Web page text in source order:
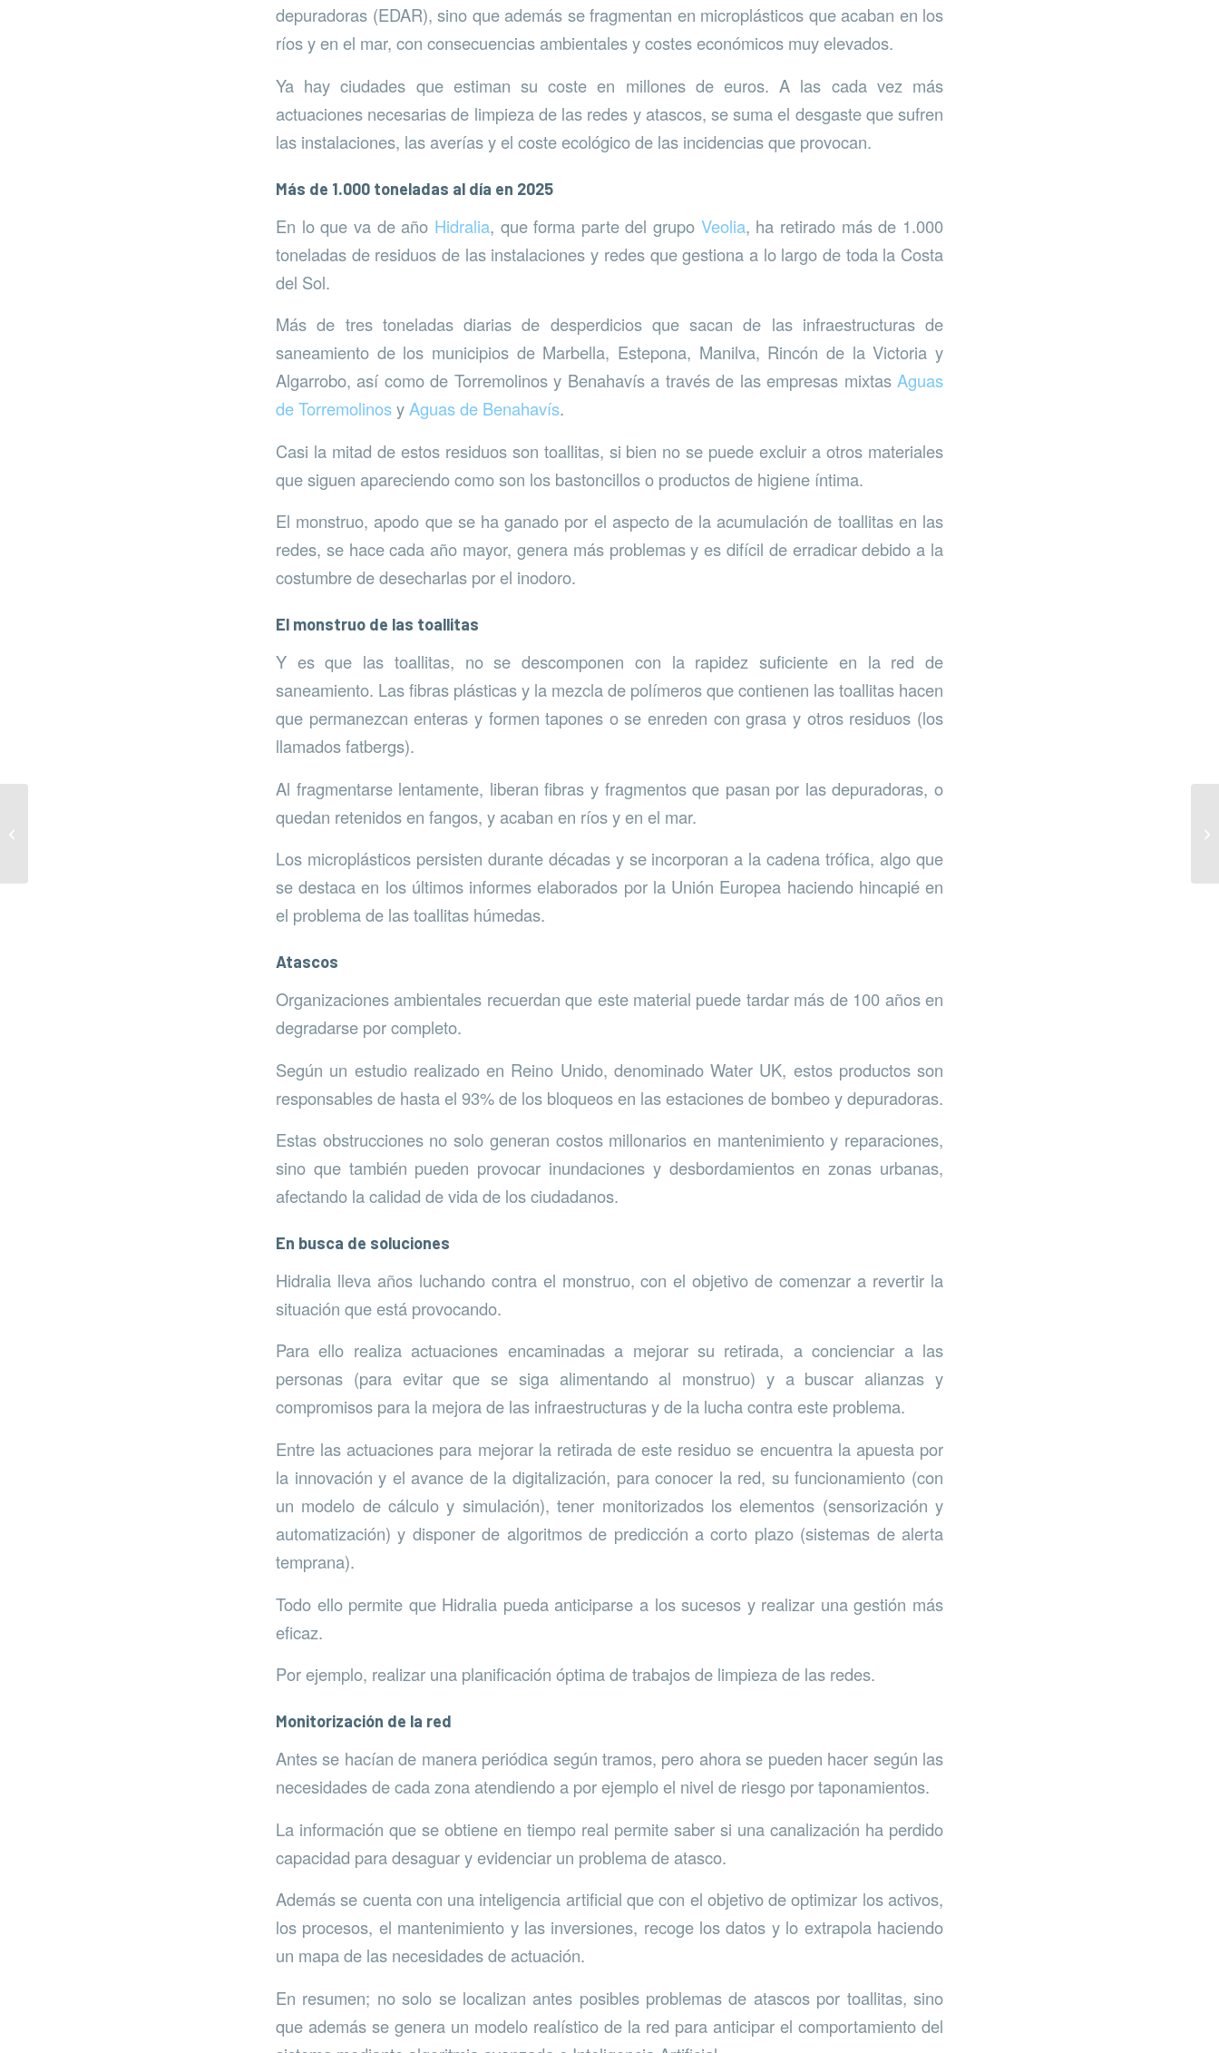
depuradoras (EDAR), sino que además se fragmentan en microplásticos que acaban en los
ríos y en el mar, con consecuencias ambientales y costes económicos muy elevados.
Ya hay ciudades que estiman su coste en millones de euros. A las cada vez más
actuaciones necesarias de limpieza de las redes y atascos, se suma el desgaste que sufren
las instalaciones, las averías y el coste ecológico de las incidencias que provocan.
Más de 1.000 toneladas al día en 2025
En lo que va de año Hidralia, que forma parte del grupo Veolia, ha retirado más de 1.000
toneladas de residuos de las instalaciones y redes que gestiona a lo largo de toda la Costa
del Sol.
Más de tres toneladas diarias de desperdicios que sacan de las infraestructuras de
saneamiento de los municipios de Marbella, Estepona, Manilva, Rincón de la Victoria y
Algarrobo, así como de Torremolinos y Benahavís a través de las empresas mixtas Aguas
de TorremolinosyAguas de Benahavís.
Casi la mitad de estos residuos son toallitas, si bien no se puede excluir a otros materiales
que siguen apareciendo como son los bastoncillos o productos de higiene íntima.
El monstruo, apodo que se ha ganado por el aspecto de la acumulación de toallitas en las
redes, se hace cada año mayor, genera más problemas y es difícil de erradicar debido a la
costumbre de desecharlas por el inodoro.
El monstruo de las toallitas
Y es que las toallitas, no se descomponen con la rapidez suficiente en la red de
saneamiento. Las fibras plásticas y la mezcla de polímeros que contienen las toallitas hacen
que permanezcan enteras y formen tapones o se enreden con grasa y otros residuos (los
llamados fatbergs).
Al fragmentarse lentamente, liberan fibras y fragmentos que pasan por las depuradoras, o
quedan retenidos en fangos, y acaban en ríos y en el mar.
Los microplásticos persisten durante décadas y se incorporan a la cadena trófica, algo que
se destaca en los últimos informes elaborados por la Unión Europea haciendo hincapié en
el problema de las toallitas húmedas.
Atascos
Organizaciones ambientales recuerdan que este material puede tardar más de 100 años en
degradarse por completo.
Según un estudio realizado en Reino Unido, denominado Water UK, estos productos son
responsables de hasta el 93% de los bloqueos en las estaciones de bombeo y depuradoras.
Estas obstrucciones no solo generan costos millonarios en mantenimiento y reparaciones,
sino que también pueden provocar inundaciones y desbordamientos en zonas urbanas,
afectando la calidad de vida de los ciudadanos.
En busca de soluciones
Hidralia lleva años luchando contra el monstruo, con el objetivo de comenzar a revertir la
situación que está provocando.
Para ello realiza actuaciones encaminadas a mejorar su retirada, a concienciar a las
personas (para evitar que se siga alimentando al monstruo) y a buscar alianzas y
compromisos para la mejora de las infraestructuras y de la lucha contra este problema.
Entre las actuaciones para mejorar la retirada de este residuo se encuentra la apuesta por
la innovación y el avance de la digitalización, para conocer la red, su funcionamiento (con
un modelo de cálculo y simulación), tener monitorizados los elementos (sensorización y
automatización) y disponer de algoritmos de predicción a corto plazo (sistemas de alerta
temprana).
Todo ello permite que Hidralia pueda anticiparse a los sucesos y realizar una gestión más
eficaz.
Por ejemplo, realizar una planificación óptima de trabajos de limpieza de las redes.
Monitorización de la red
Antes se hacían de manera periódica según tramos, pero ahora se pueden hacer según las
necesidades de cada zona atendiendo a por ejemplo el nivel de riesgo por taponamientos.
La información que se obtiene en tiempo real permite saber si una canalización ha perdido
capacidad para desaguar y evidenciar un problema de atasco.
Además se cuenta con una inteligencia artificial que con el objetivo de optimizar los activos,
los procesos, el mantenimiento y las inversiones, recoge los datos y lo extrapola haciendo
un mapa de las necesidades de actuación.
En resumen; no solo se localizan antes posibles problemas de atascos por toallitas, sino
que además se genera un modelo realístico de la red para anticipar el comportamiento del